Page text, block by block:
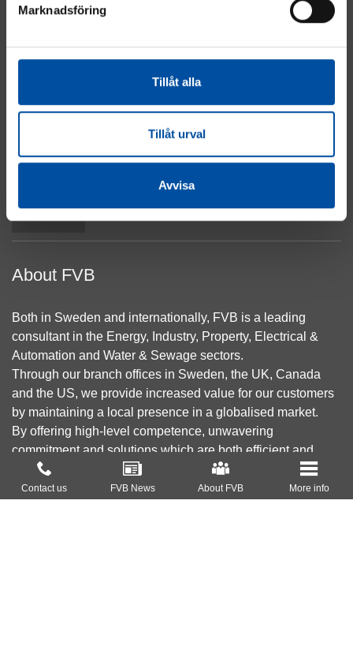
Marknadsföring
Tillåt alla
Tillåt urval
Avvisa
About FVB
Contact us FVB News About FVB More info
Energy
Real Estate
Water & Sewage
Privacy Policy
Top
About FVB
Both in Sweden and internationally, FVB is a leading
consultant in the Energy, Industry, Property, Electrical &
Automation and Water & Sewage sectors.
Through our branch offices in Sweden, the UK, Canada
and the US, we provide increased value for our customers
by maintaining a local presence in a globalised market.
By offering high-level competence, unwavering
commitment and solutions which are both efficient and
green, our goal is to reduce environmental impact,
contribute to a sustainable society and create profitability